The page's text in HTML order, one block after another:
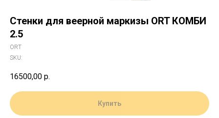
Стенки для веерной маркизы ORT КОМБИ
2.5
ORT
SKU:
16500,00 р.
Купить